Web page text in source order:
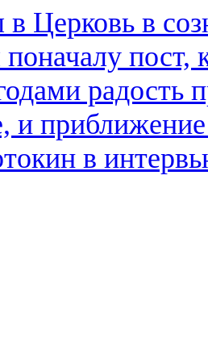
Церковь в
поначалу пост,
радость
и
в